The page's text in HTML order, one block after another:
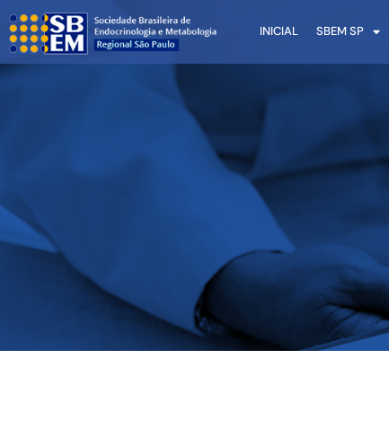
INICIAL SBEM SP